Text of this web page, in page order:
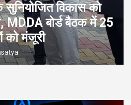
विकास को
MDDA बोर्ड बैठक में 25
को मंजूरी